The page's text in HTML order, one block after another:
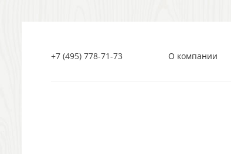
+7 (495) 778-71-73 О компании